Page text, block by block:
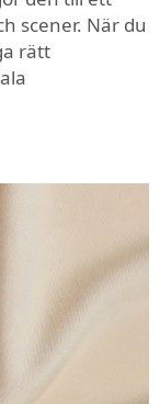
scener. När du
rätt